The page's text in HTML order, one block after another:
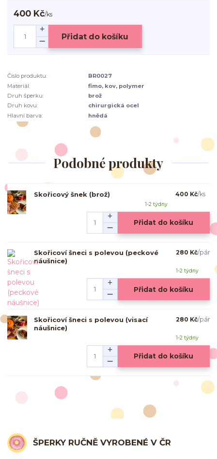
400 Kč/ks
Přidat do košíku
Číslo produktu:
BR0027
Materiál:
fimo, kov, polymer
Druh šperku:
brož
Druh kovu:
chirurgická ocel
Hlavní barva:
hnědá
Podobné produkty
Skořicový šnek (brož) 400 Kč/ks
1-2 týdny
Přidat do košíku
Skořicoví šneci s polevou (peckové
náušnice)
280 Kč/pár
1-2 týdny
Přidat do košíku
Skořicoví šneci s polevou (visací
náušnice)
280 Kč/pár
1-2 týdny
Přidat do košíku
ŠPERKY RUČNĚ VYROBENÉ V ČR